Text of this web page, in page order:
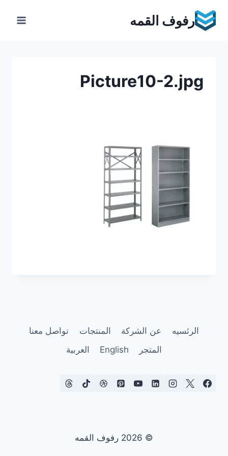
content
رفوف القمه
Picture10-2.jpg
الرئسيه عن الشركة المنتجات
تواصل معنا
المتجر
English العربية
© 2026 رفوف القمه